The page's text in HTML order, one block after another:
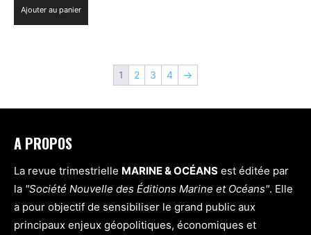
Ajouter au panier
1 2 3 4 →
A PROPOS
La revue trimestrielle MARINE & OCÉANS est éditée par
la "Société Nouvelle des Éditions Marine et Océans". Elle
a pour objectif de sensibiliser le grand public aux
principaux enjeux géopolitiques, économiques et